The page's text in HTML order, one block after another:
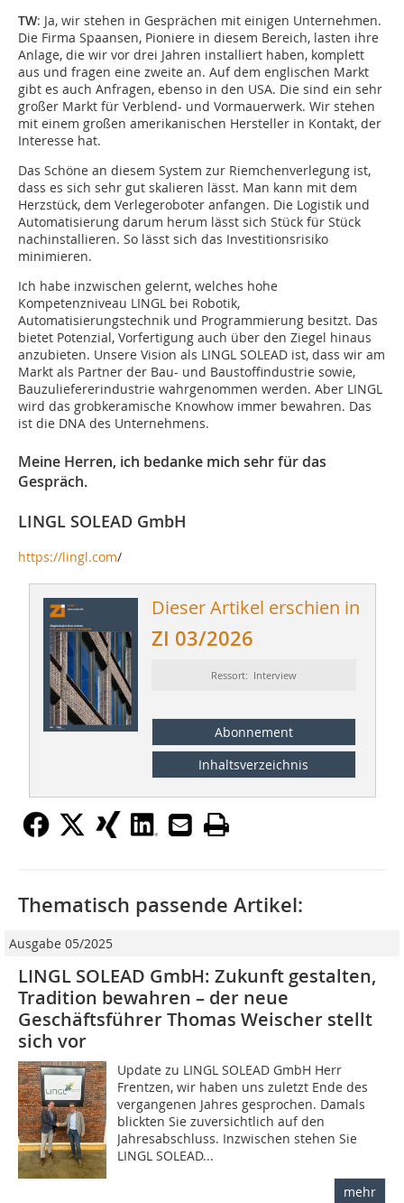
TW: Ja, wir stehen in Gesprächen mit einigen Unternehmen.
Die Firma Spaansen, Pioniere in diesem Bereich, lasten ihre
Anlage, die wir vor drei Jahren installiert haben, komplett
aus und fragen eine zweite an. Auf dem englischen Markt
gibt es auch Anfragen, ebenso in den USA. Die sind ein sehr
großer Markt für Verblend- und Vormauerwerk. Wir stehen
mit einem großen amerikanischen Hersteller in Kontakt, der
Interesse hat.
Das Schöne an diesem System zur Riemchenverlegung ist,
dass es sich sehr gut skalieren lässt. Man kann mit dem
Herzstück, dem Verlegeroboter anfangen. Die Logistik und
Automatisierung darum herum lässt sich Stück für Stück
nachinstallieren. So lässt sich das Investitionsrisiko
minimieren.
Ich habe inzwischen gelernt, welches hohe
Kompetenzniveau LINGL bei Robotik,
Automatisierungstechnik und Programmierung besitzt. Das
bietet Potenzial, Vorfertigung auch über den Ziegel hinaus
anzubieten. Unsere Vision als LINGL SOLEAD ist, dass wir am
Markt als Partner der Bau- und Baustoffindustrie sowie,
Bauzuliefererindustrie wahrgenommen werden. Aber LINGL
wird das grobkeramische Knowhow immer bewahren. Das
ist die DNA des Unternehmens.
Meine Herren, ich bedanke mich sehr für das
Gespräch.
LINGL SOLEAD GmbH
https://lingl.com/
Dieser Artikel erschien in
ZI 03/2026
Ressort: Interview
Abonnement
Inhaltsverzeichnis
Thematisch passende Artikel:
Ausgabe 05/2025
LINGL SOLEAD GmbH: Zukunft gestalten,
Tradition bewahren – der neue
Geschäftsführer Thomas Weischer stellt
sich vor
Update zu LINGL SOLEAD GmbH Herr
Frentzen, wir haben uns zuletzt Ende des
vergangenen Jahres gesprochen. Damals
blickten Sie zuversichtlich auf den
Jahresabschluss. Inzwischen stehen Sie
LINGL SOLEAD...
mehr